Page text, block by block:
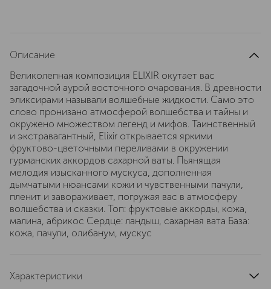
Описание
Великолепная композиция ELIXIR окутает вас
загадочной аурой восточного очарования. В древности
эликсирами называли волшебные жидкости. Само это
слово пронизано атмосферой волшебства и тайны и
окружено множеством легенд и мифов. Таинственный
и экстравагантный, Elixir открывается яркими
фруктово-цветочными переливами в окружении
гурманских аккордов сахарной ваты. Пьянящая
мелодия изысканного мускуса, дополненная
дымчатыми нюансами кожи и чувственными пачули,
пленит и завораживает, погружая вас в атмосферу
волшебства и сказки. Топ: фруктовые аккорды, кожа,
малина, абрикос Сердце: ландыш, сахарная вата База:
кожа, пачули, олибанум, мускус
Характеристики